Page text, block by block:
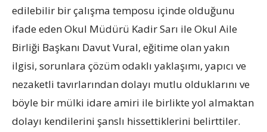
edilebilir bir çalışma temposu içinde olduğunu
ifade eden Okul Müdürü Kadir Sarı ile Okul Aile
Birliği Başkanı Davut Vural, eğitime olan yakın
ilgisi, sorunlara çözüm odaklı yaklaşımı, yapıcı ve
nezaketli tavırlarından dolayı mutlu olduklarını ve
böyle bir mülki idare amiri ile birlikte yol almaktan
dolayı kendilerini şanslı hissettiklerini belirttiler.